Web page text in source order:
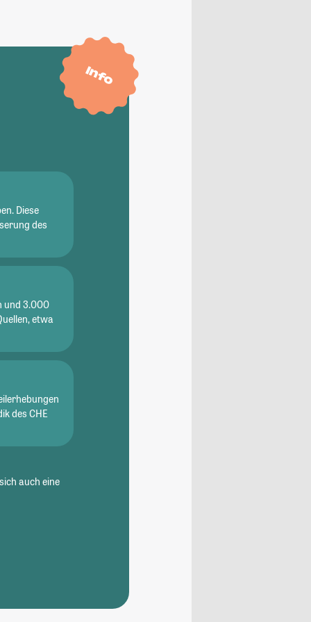
Info
Diese
des
und 3.000
etwa
des CHE
auch eine